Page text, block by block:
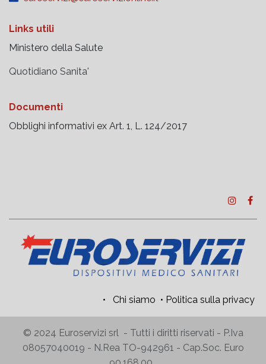
Links utili
Ministero della Salute
Quotidiano Sanita'
Documenti
Obblighi informativi ex Art. 1, L. 124/2017
• Chi siamo • Politica sulla privacy
© 2024 Euroservizi srl - Tutti i diritti riservati - P.Iva
08057040019 - N.Rea TO-942961 - Cap.Soc. Euro